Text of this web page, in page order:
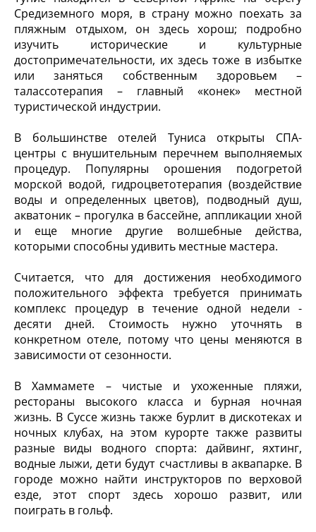
Средиземного моря, в страну можно поехать за
пляжным отдыхом, он здесь хорош; подробно
изучить исторические и культурные
достопримечательности, их здесь тоже в избытке
или заняться собственным здоровьем –
талассотерапия – главный «конек» местной
туристической индустрии.
В большинстве отелей Туниса открыты СПА-
центры с внушительным перечнем выполняемых
процедур. Популярны орошения подогретой
морской водой, гидроцветотерапия (воздействие
воды и определенных цветов), подводный душ,
акватоник – прогулка в бассейне, аппликации хной
и еще многие другие волшебные действа,
которыми способны удивить местные мастера.
Считается, что для достижения необходимого
положительного эффекта требуется принимать
комплекс процедур в течение одной недели -
десяти дней. Стоимость нужно уточнять в
конкретном отеле, потому что цены меняются в
зависимости от сезонности.
В Хаммамете – чистые и ухоженные пляжи,
рестораны высокого класса и бурная ночная
жизнь. В Суссе жизнь также бурлит в дискотеках и
ночных клубах, на этом курорте также развиты
разные виды водного спорта: дайвинг, яхтинг,
водные лыжи, дети будут счастливы в аквапарке. В
городе можно найти инструкторов по верховой
езде, этот спорт здесь хорошо развит, или
поиграть в гольф.